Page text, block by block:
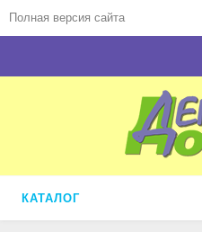
Полная версия сайта
КАТАЛОГ